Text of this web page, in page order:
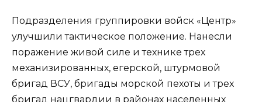
Подразделения группировки войск «Центр»
улучшили тактическое положение. Нанесли
поражение живой силе и технике трех
механизированных, егерской, штурмовой
бригад ВСУ, бригады морской пехоты и трех
бригад нацгвардии в районах населенных